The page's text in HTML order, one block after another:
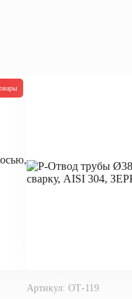
Артикул: ОТ-119